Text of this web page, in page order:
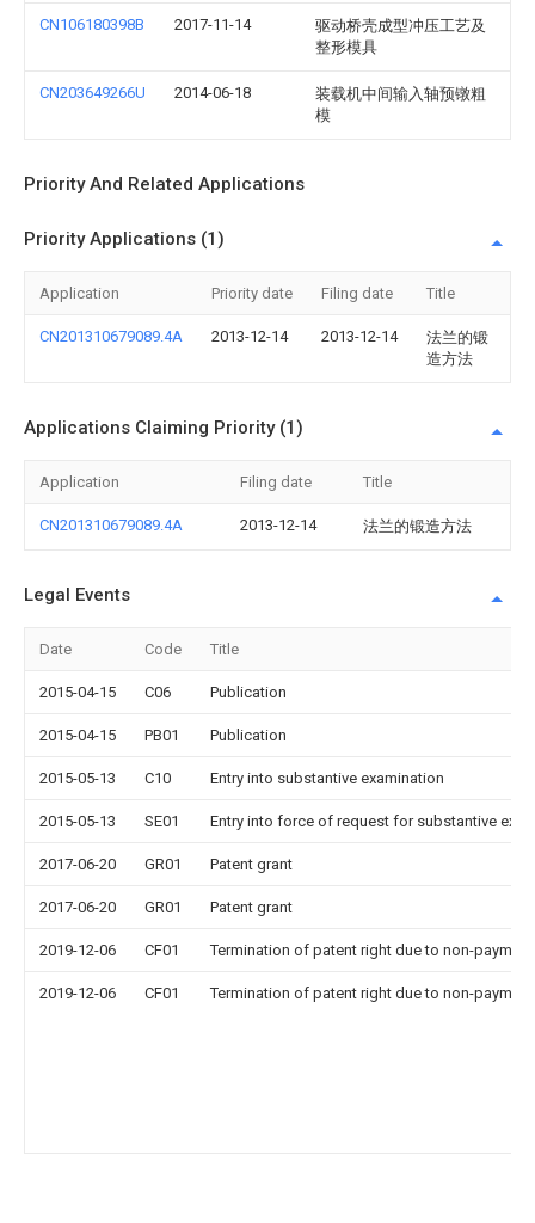
CN106180398B 2017-11-14
驱动桥壳成型冲压工艺及
整形模具
CN203649266U 2014-06-18
装载机中间输入轴预镦粗
模
Priority And Related Applications
Priority Applications (1)
Application Priority date Filing date Title
CN201310679089.4A 2013-12-14 2013-12-14
法兰的锻
造方法
Applications Claiming Priority (1)
Application Filing date Title
CN201310679089.4A 2013-12-14 法兰的锻造方法
Legal Events
Date Code Title
2015-04-15 C06 Publication
2015-04-15 PB01 Publication
2015-05-13 C10 Entry into substantive examination
2015-05-13 SE01 Entry into force of request for substantive
2017-06-20 GR01 Patent grant
2017-06-20 GR01 Patent grant
2019-12-06 CF01 Termination of patent right due to non-
2019-12-06 CF01 Termination of patent right due to non-